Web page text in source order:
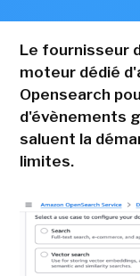
Le fournisseur
moteur dédié
Opensearch
d'évènements
saluent la
limites.